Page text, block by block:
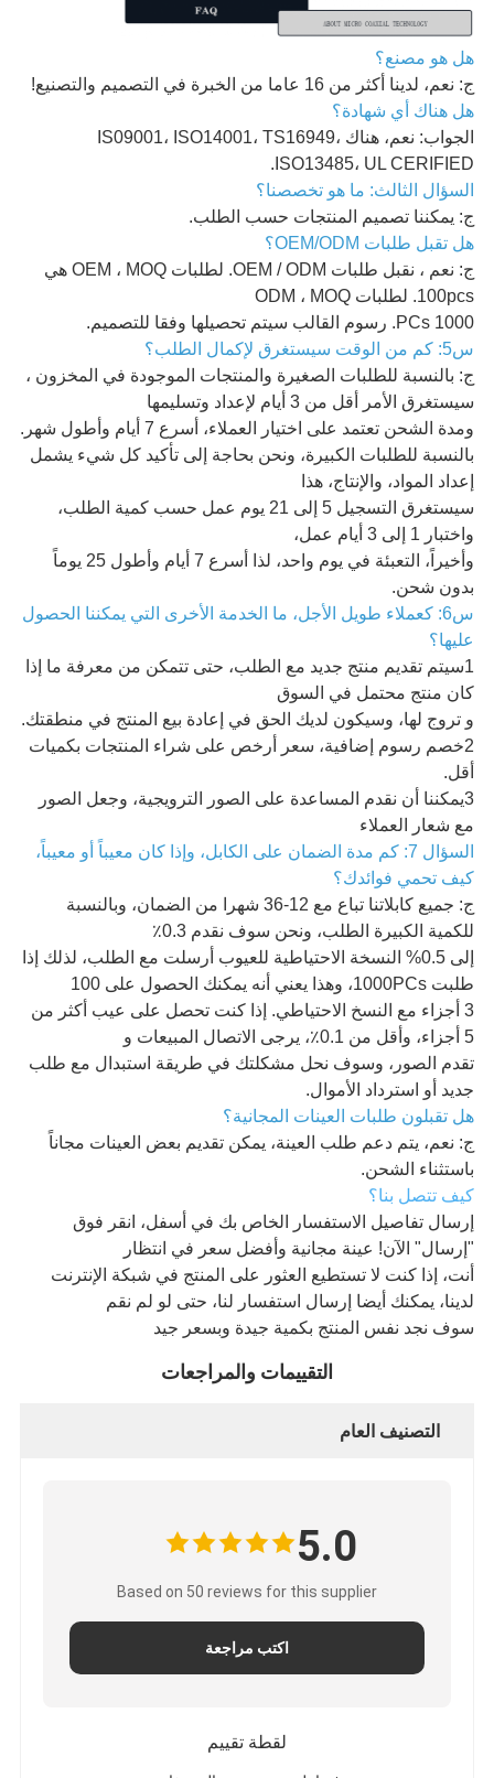
هل هو مصنع؟
ج: نعم، لدينا أكثر من 16 عاما من الخبرة في التصميم والتصنيع!
هل هناك أي شهادة؟
الجواب: نعم، هناك IS09001، ISO14001، TS16949،
ISO13485، UL CERIFIED.
السؤال الثالث: ما هو تخصصنا؟
ج: يمكننا تصميم المنتجات حسب الطلب.
هل تقبل طلبات OEM/ODM؟
ج: نعم ، نقبل طلبات OEM / ODM. لطلبات OEM ، MOQ هي
100pcs. لطلبات ODM ، MOQ
1000 PCs. رسوم القالب سيتم تحصيلها وفقا للتصميم.
س5: كم من الوقت سيستغرق لإكمال الطلب؟
ج: بالنسبة للطلبات الصغيرة والمنتجات الموجودة في المخزون ،
سيستغرق الأمر أقل من 3 أيام لإعداد وتسليمها
ومدة الشحن تعتمد على اختيار العملاء، أسرع 7 أيام وأطول شهر.
بالنسبة للطلبات الكبيرة، ونحن بحاجة إلى تأكيد كل شيء يشمل
إعداد المواد، والإنتاج، هذا
سيستغرق التسجيل 5 إلى 21 يوم عمل حسب كمية الطلب،
واختبار 1 إلى 3 أيام عمل،
وأخيراً، التعبئة في يوم واحد، لذا أسرع 7 أيام وأطول 25 يوماً
بدون شحن.
س6: كعملاء طويل الأجل، ما الخدمة الأخرى التي يمكننا الحصول
عليها؟
1سيتم تقديم منتج جديد مع الطلب، حتى تتمكن من معرفة ما إذا
كان منتج محتمل في السوق
و تروج لها، وسيكون لديك الحق في إعادة بيع المنتج في منطقتك.
2خصم رسوم إضافية، سعر أرخص على شراء المنتجات بكميات
أقل.
3يمكننا أن نقدم المساعدة على الصور الترويجية، وجعل الصور
مع شعار العملاء
السؤال 7: كم مدة الضمان على الكابل، وإذا كان معيباً أو معيباً،
كيف تحمي فوائدك؟
ج: جميع كابلاتنا تباع مع 12-36 شهرا من الضمان، وبالنسبة
للكمية الكبيرة الطلب، ونحن سوف نقدم 0.3٪
إلى 0.5% النسخة الاحتياطية للعيوب أرسلت مع الطلب، لذلك إذا
طلبت 1000PCs، وهذا يعني أنه يمكنك الحصول على 100
3 أجزاء مع النسخ الاحتياطي. إذا كنت تحصل على عيب أكثر من
5 أجزاء، وأقل من 0.1٪، يرجى الاتصال المبيعات و
تقدم الصور، وسوف نحل مشكلتك في طريقة استبدال مع طلب
جديد أو استرداد الأموال.
هل تقبلون طلبات العينات المجانية؟
ج: نعم، يتم دعم طلب العينة، يمكن تقديم بعض العينات مجاناً
باستثناء الشحن.
كيف تتصل بنا؟
إرسال تفاصيل الاستفسار الخاص بك في أسفل، انقر فوق
"إرسال" الآن! عينة مجانية وأفضل سعر في انتظار
أنت، إذا كنت لا تستطيع العثور على المنتج في شبكة الإنترنت
لدينا، يمكنك أيضا إرسال استفسار لنا، حتى لو لم نقم
سوف نجد نفس المنتج بكمية جيدة وبسعر جيد
التقييمات والمراجعات
التصنيف العام
5.0
Based on 50 reviews for this supplier
اكتب مراجعة
لقطة تقييم